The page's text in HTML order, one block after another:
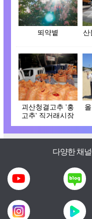
뙤약볕
산
괴산청결고추 '홍
고추' 직거래시장
개장
다양한 채